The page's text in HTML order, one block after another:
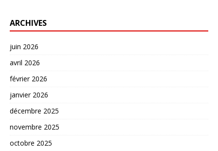
ARCHIVES
juin 2026
avril 2026
février 2026
janvier 2026
décembre 2025
novembre 2025
octobre 2025